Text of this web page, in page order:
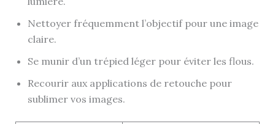
Nettoyer fréquemment l’objectif pour une image
claire.
Se munir d’un trépied léger pour éviter les flous.
Recourir aux applications de retouche pour
sublimer vos images.